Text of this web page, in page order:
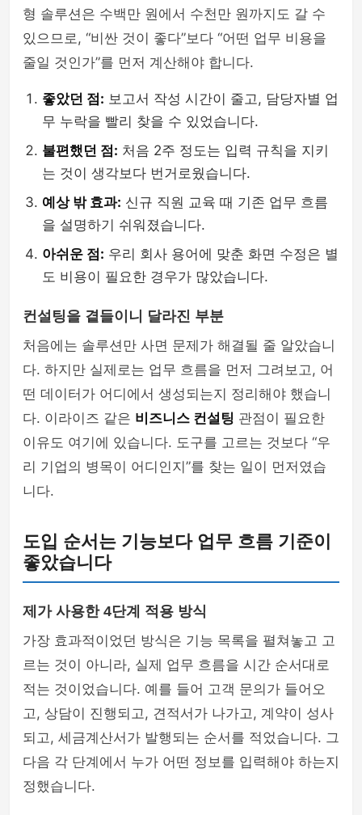
형 솔루션은 수백만 원에서 수천만 원까지도 갈 수
있으므로, “비싼 것이 좋다”보다 “어떤 업무 비용을
줄일 것인가”를 먼저 계산해야 합니다.
좋았던 점: 보고서 작성 시간이 줄고, 담당자별 업
무 누락을 빨리 찾을 수 있었습니다.
불편했던 점: 처음 2주 정도는 입력 규칙을 지키
는 것이 생각보다 번거로웠습니다.
예상 밖 효과: 신규 직원 교육 때 기존 업무 흐름
을 설명하기 쉬워졌습니다.
아쉬운 점: 우리 회사 용어에 맞춘 화면 수정은 별
도 비용이 필요한 경우가 많았습니다.
컨설팅을 곁들이니 달라진 부분
처음에는 솔루션만 사면 문제가 해결될 줄 알았습니
다. 하지만 실제로는 업무 흐름을 먼저 그려보고, 어
떤 데이터가 어디에서 생성되는지 정리해야 했습니
다. 이라이즈 같은 비즈니스 컨설팅 관점이 필요한
이유도 여기에 있습니다. 도구를 고르는 것보다 “우
리 기업의 병목이 어디인지”를 찾는 일이 먼저였습
니다.
도입 순서는 기능보다 업무 흐름 기준이
좋았습니다
제가 사용한 4단계 적용 방식
가장 효과적이었던 방식은 기능 목록을 펼쳐놓고 고
르는 것이 아니라, 실제 업무 흐름을 시간 순서대로
적는 것이었습니다. 예를 들어 고객 문의가 들어오
고, 상담이 진행되고, 견적서가 나가고, 계약이 성사
되고, 세금계산서가 발행되는 순서를 적었습니다. 그
다음 각 단계에서 누가 어떤 정보를 입력해야 하는지
정했습니다.